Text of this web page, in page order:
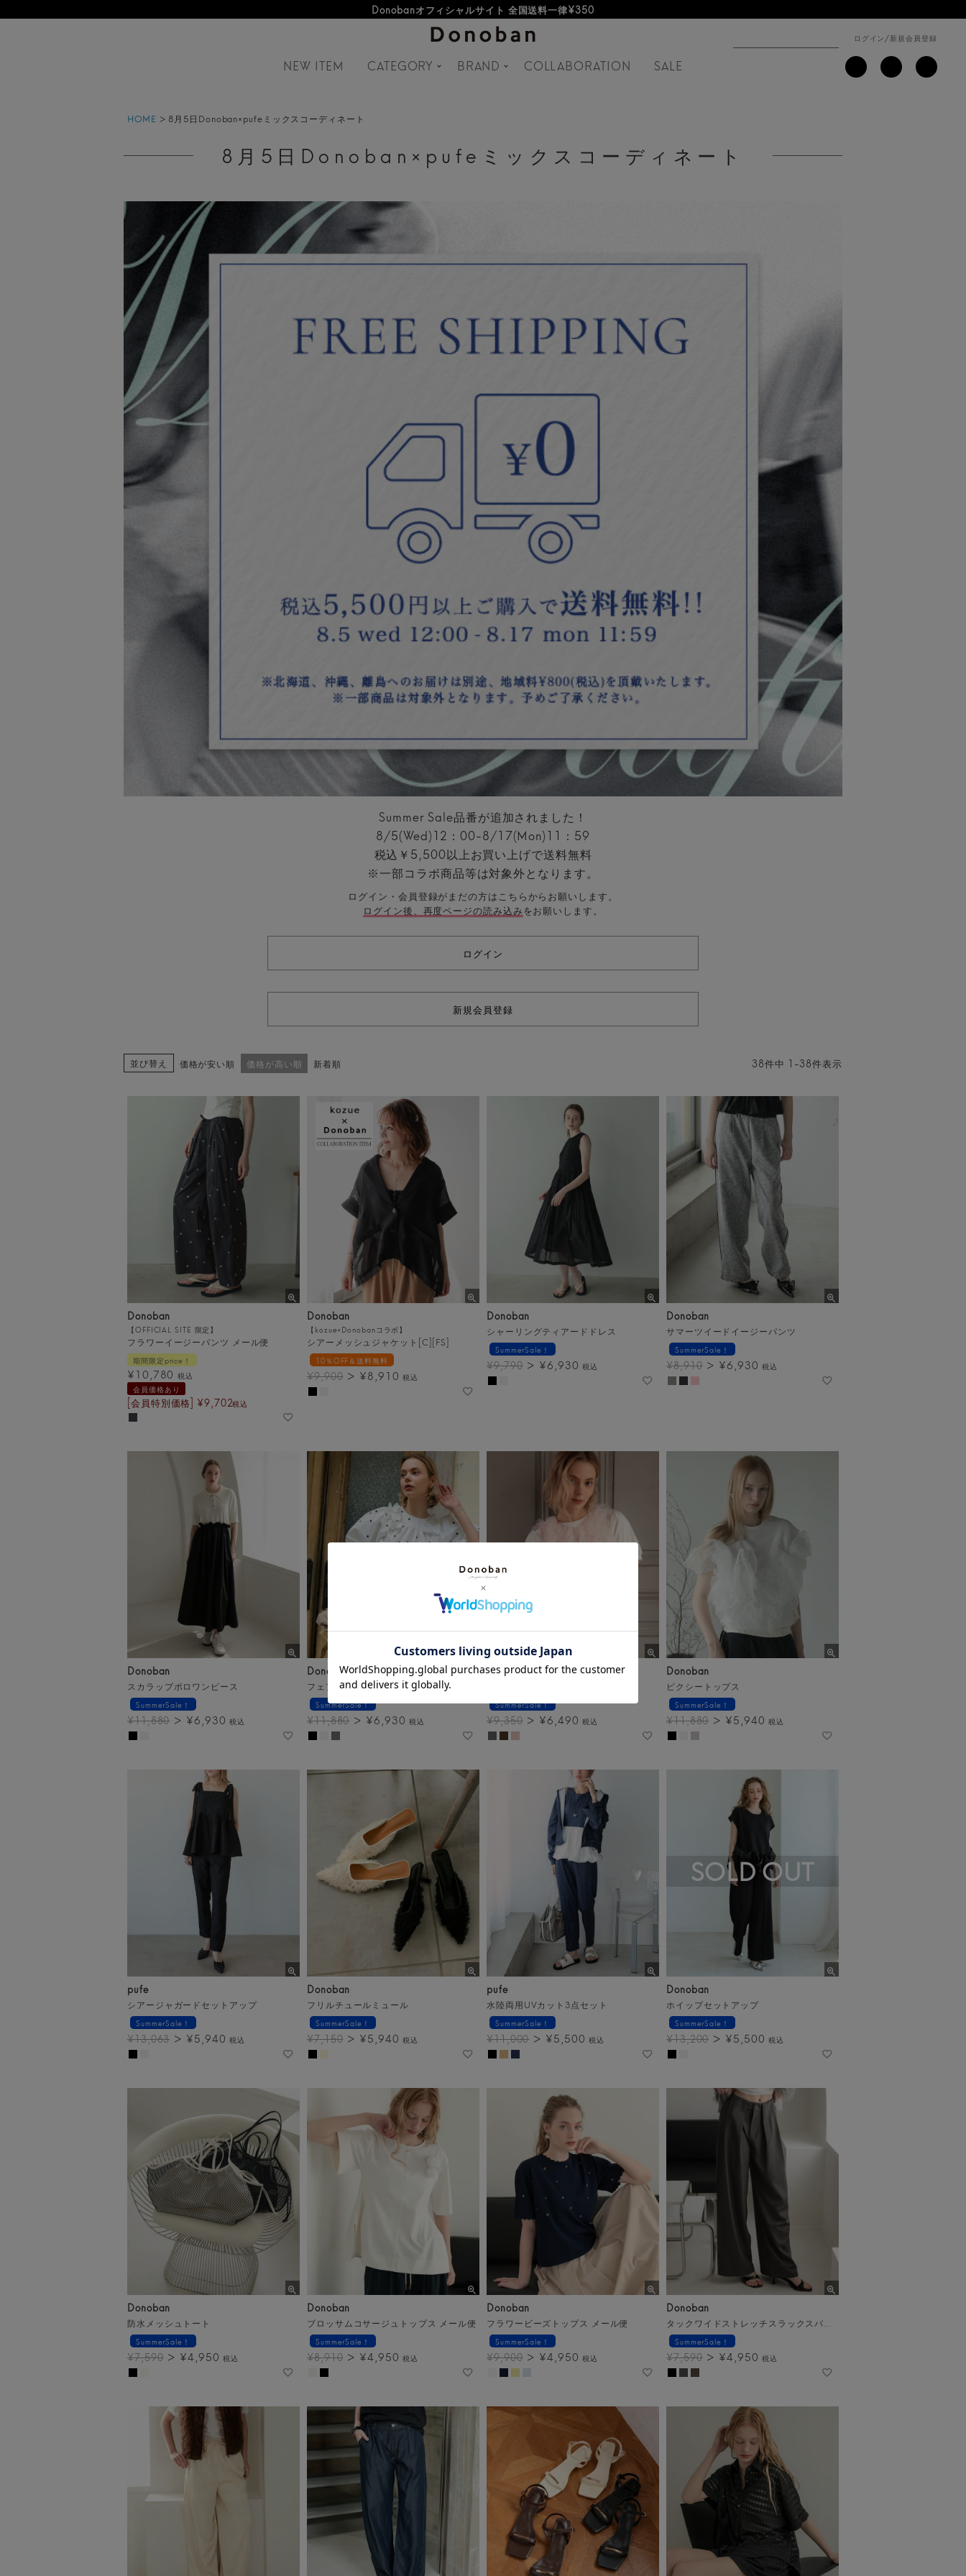
オフィシャルサイト新規会員登録特典 500ポイントプレゼント
ログイン/新規会員登録
NEW ITEM CATEGORY BRAND COLLABORATION SALE
HOME 8月5日Donoban×pufeミックスコーディネート
8月5日Donoban×pufeミックスコーディネート
Summer Sale品番が追加されました！
8/5(Wed)12：00-8/17(Mon)11：59
税込￥5,500以上お買い上げで送料無料
※一部コラボ商品等は対象外となります。
ログイン・会員登録がまだの方はこちらからお願いします。
ログイン後、再度ページの読み込みをお願いします。
ログイン
新規会員登録
並び替え 価格が安い順 価格が高い順 新着順 38件中 1 -38件表示
Donoban
【OFFICIAL SITE 限定】
フラワーイージーパンツ メール便
期間限定price！
¥10,780 税込
会員価格あり
[会員特別価格] ¥9,702税込
Donoban
【kozue×Donobanコラボ】
シアーメッシュジャケット[C][FS]
10％OFF＆送料無料
¥9,900 ¥8,910 税込
Donoban
シャーリングティアードドレス
SummerSale！
¥9,790 ¥6,930 税込
Donoban
サマーツイードイージーパンツ
SummerSale！
¥8,910 ¥6,930 税込
Donoban
スカラップポロワンピース
SummerSale！
¥11,880 ¥6,930 税込
Donoban
フェアリーブラウス
SummerSale！
¥11,880 ¥6,930 税込
Donoban
SummerSale！
¥9,350 ¥6,490 税込
Donoban
ピクシートップス
SummerSale！
¥11,880 ¥5,940 税込
pufe
シアージャガードセットアップ
SummerSale！
¥13,063 ¥5,940 税込
Donoban
フリルチュールミュール
SummerSale！
¥7,150 ¥5,940 税込
pufe
水陸両用UVカット3点セット
SummerSale！
¥11,000 ¥5,500 税込
Donoban
ホイップセットアップ
SummerSale！
¥13,200 ¥5,500 税込
SOLD OUT
Donoban
防水メッシュトート
SummerSale！
¥7,590 ¥4,950 税込
Donoban
ブロッサムコサージュトップス メール便
SummerSale！
¥8,910 ¥4,950 税込
Donoban
フラワービーズトップス メール便
SummerSale！
¥9,900 ¥4,950 税込
Donoban
SummerSale！
¥7,590 ¥4,950 税込